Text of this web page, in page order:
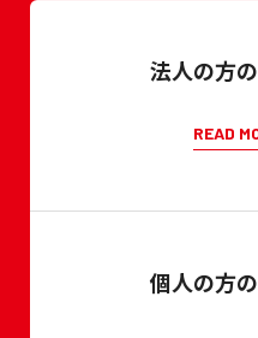
法人の方
READ
個人の方